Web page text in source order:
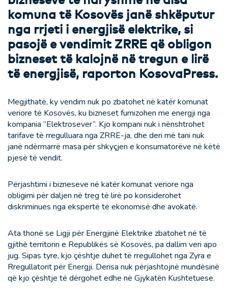
komuna të Kosovës janë shkëputur
nga rrjeti i energjisë elektrike, si
pasojë e vendimit ZRRE që obligon
bizneset të kalojnë në tregun e lirë
të energjisë, raporton KosovaPress.
Megjithatë, ky vendim nuk po zbatohet në katër komunat
veriore të Kosovës, ku bizneset furnizohen me energji nga
kompania “Elektrosever”. Kjo kompani nuk i nënshtrohet
tarifave të rregulluara nga ZRRE-ja, dhe deri më tani nuk
janë ndërmarrë masa për shkyçjen e konsumatorëve në këtë
pjesë të vendit.
Përjashtimi i bizneseve në katër komunat veriore nga
obligimi për daljen në treg të lirë po konsiderohet
diskriminues nga ekspertë të ekonomisë dhe avokatë.
Ata thonë se Ligji për Energjinë Elektrike zbatohet në të
gjithë territorin e Republikës së Kosovës, pa dallim veri apo
jug. Sipas tyre, kjo çështje duhet të rregullohet nga Zyra e
Rregullatorit për Energji. Derisa nuk përjashtojnë mundësinë
që kjo çështje të dërgohet edhe në Gjykatën Kushtetuese.